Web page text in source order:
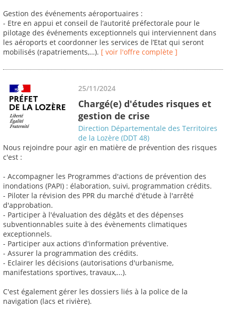
Gestion des événements aéroportuaires :
- Etre en appui et conseil de l’autorité préfectorale pour le
pilotage des événements exceptionnels qui interviennent dans
les aéroports et coordonner les services de l’Etat qui seront
mobilisés (rapatriements,…). [ voir l'offre complète ]
25/11/2024
Chargé(e) d'études risques et
gestion de crise
Direction Départementale des Territoires
de la Lozère (DDT 48)
Nous rejoindre pour agir en matière de prévention des risques
c'est :
- Accompagner les Programmes d'actions de prévention des
inondations (PAPI) : élaboration, suivi, programmation crédits.
- Piloter la révision des PPR du marché d'étude à l'arrêté
d'approbation.
- Participer à l'évaluation des dégâts et des dépenses
subventionnables suite à des évènements climatiques
exceptionnels.
- Participer aux actions d'information préventive.
- Assurer la programmation des crédits.
- Eclairer les décisions (autorisations d'urbanisme,
manifestations sportives, travaux,...).
C'est également gérer les dossiers liés à la police de la
navigation (lacs et rivière).